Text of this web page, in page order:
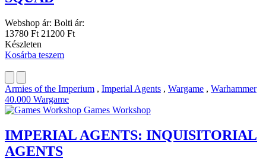
Webshop ár: Bolti ár:
13780 Ft 21200 Ft
Készleten
Kosárba teszem
Armies of the Imperium , Imperial Agents , Wargame , Warhammer
40.000 Wargame
Games Workshop
IMPERIAL AGENTS: INQUISITORIAL
AGENTS